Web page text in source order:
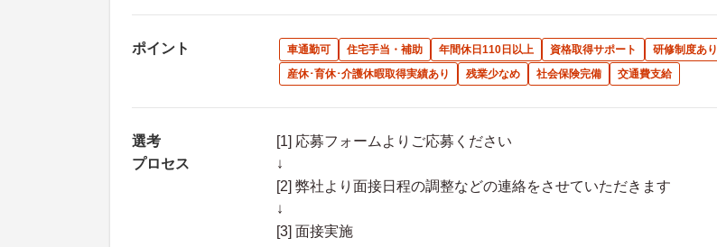
ポイント 車通勤可 住宅手当・補助 年間休日110日以上 資格取得サポート
研修制度あり
産休･育休･介護休暇取得実績あり
残業少なめ 社会保険完備 交通費支給
選考
プロセス
[1] 応募フォームよりご応募ください
↓
[2] 弊社より面接日程の調整などの連絡をさせていただきます
↓
[3] 面接実施